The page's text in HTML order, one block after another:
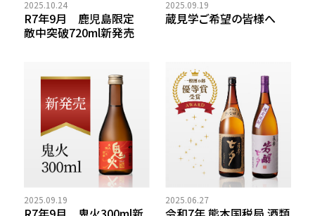
2025.10.24
R7年9月 鹿児島限定
敵中突破720ml新発売
2025.09.19
蔵見学ご希望の皆様へ
2025.09.19 2025.06.27